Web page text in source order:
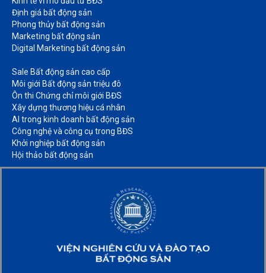
Định giá bất động sản​
Phong thủy bất động sản​
Marketing bất động sản​
Digital Marketing bất động sản​
Sale Bất động sản cao cấp​
Môi giới Bất động sản triệu đô​
Ôn thi Chứng chỉ môi giới BĐS​
Xây dựng thương hiệu cá nhân​
AI trong kinh doanh bất động sản​
Công nghệ và công cụ trong BĐS​
Khởi nghiệp bất động sản​
Hội thảo bất động sản​